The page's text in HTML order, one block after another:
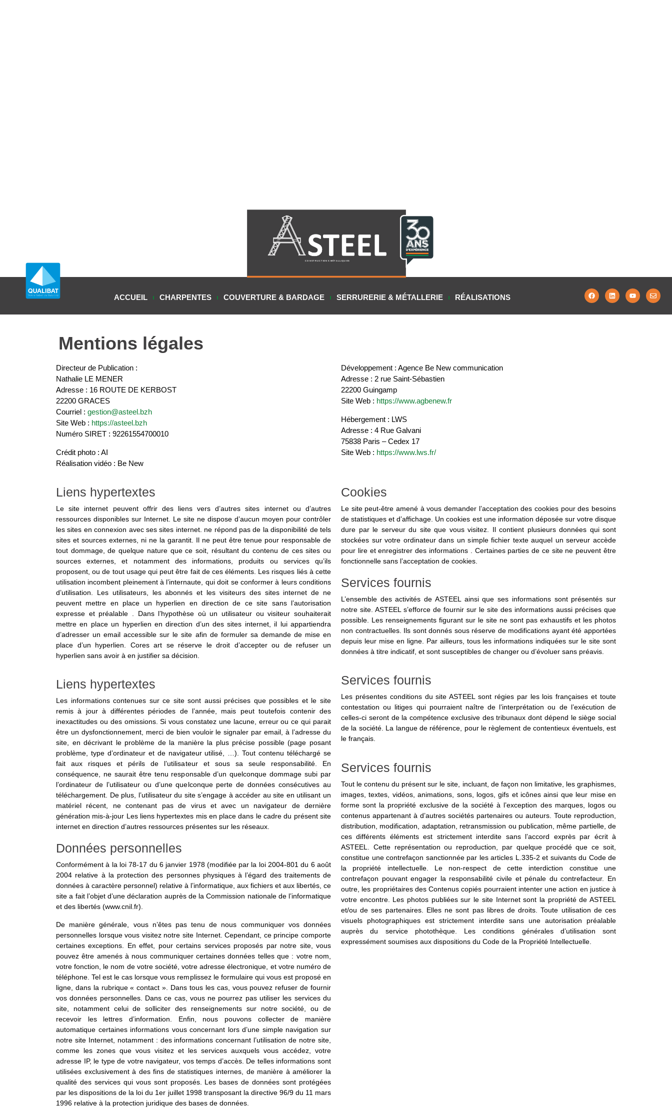
CONSTRUCTIONS MÉTALLIQUES
ACCUEIL CHARPENTES COUVERTURE & BARDAGE SERRURERIE & MÉTALLERIE RÉALISATIONS
Mentions légales
Directeur de Publication :
Nathalie LE MENER
Adresse : 16 ROUTE DE KERBOST
22200 GRACES
Courriel : gestion@asteel.bzh
Site Web : https://asteel.bzh
Numéro SIRET : 92261554700010
Crédit photo : AI
Réalisation vidéo : Be New
Développement : Agence Be New communication
Adresse : 2 rue Saint-Sébastien
22200 Guingamp
Site Web : https://www.agbenew.fr
Hébergement : LWS
Adresse : 4 Rue Galvani
75838 Paris – Cedex 17
Site Web : https://www.lws.fr/
Liens hypertextes
Le site internet peuvent offrir des liens vers d’autres sites internet ou d’autres
ressources disponibles sur Internet. Le site ne dispose d’aucun moyen pour contrôler
les sites en connexion avec ses sites internet. ne répond pas de la disponibilité de tels
sites et sources externes, ni ne la garantit. Il ne peut être tenue pour responsable de
tout dommage, de quelque nature que ce soit, résultant du contenu de ces sites ou
sources externes, et notamment des informations, produits ou services qu’ils
proposent, ou de tout usage qui peut être fait de ces éléments. Les risques liés à cette
utilisation incombent pleinement à l’internaute, qui doit se conformer à leurs conditions
d’utilisation. Les utilisateurs, les abonnés et les visiteurs des sites internet de ne
peuvent mettre en place un hyperlien en direction de ce site sans l’autorisation
expresse et préalable . Dans l’hypothèse où un utilisateur ou visiteur souhaiterait
mettre en place un hyperlien en direction d’un des sites internet, il lui appartiendra
d’adresser un email accessible sur le site afin de formuler sa demande de mise en
place d’un hyperlien. Cores art se réserve le droit d’accepter ou de refuser un
hyperlien sans avoir à en justifier sa décision.
Liens hypertextes
Les informations contenues sur ce site sont aussi précises que possibles et le site
remis à jour à différentes périodes de l’année, mais peut toutefois contenir des
inexactitudes ou des omissions. Si vous constatez une lacune, erreur ou ce qui parait
être un dysfonctionnement, merci de bien vouloir le signaler par email, à l’adresse du
site, en décrivant le problème de la manière la plus précise possible (page posant
problème, type d’ordinateur et de navigateur utilisé, …). Tout contenu téléchargé se
fait aux risques et périls de l’utilisateur et sous sa seule responsabilité. En
conséquence, ne saurait être tenu responsable d’un quelconque dommage subi par
l’ordinateur de l’utilisateur ou d’une quelconque perte de données consécutives au
téléchargement. De plus, l’utilisateur du site s’engage à accéder au site en utilisant un
matériel récent, ne contenant pas de virus et avec un navigateur de dernière
génération mis-à-jour Les liens hypertextes mis en place dans le cadre du présent site
internet en direction d’autres ressources présentes sur les réseaux.
Données personnelles
Conformément à la loi 78-17 du 6 janvier 1978 (modifiée par la loi 2004-801 du 6 août
2004 relative à la protection des personnes physiques à l’égard des traitements de
données à caractère personnel) relative à l’informatique, aux fichiers et aux libertés, ce
site a fait l’objet d’une déclaration auprès de la Commission nationale de l’informatique
et des libertés (www.cnil.fr).
De manière générale, vous n’êtes pas tenu de nous communiquer vos données
personnelles lorsque vous visitez notre site Internet. Cependant, ce principe comporte
certaines exceptions. En effet, pour certains services proposés par notre site, vous
pouvez être amenés à nous communiquer certaines données telles que : votre nom,
votre fonction, le nom de votre société, votre adresse électronique, et votre numéro de
téléphone. Tel est le cas lorsque vous remplissez le formulaire qui vous est proposé en
ligne, dans la rubrique « contact ». Dans tous les cas, vous pouvez refuser de fournir
vos données personnelles. Dans ce cas, vous ne pourrez pas utiliser les services du
site, notamment celui de solliciter des renseignements sur notre société, ou de
recevoir les lettres d’information. Enfin, nous pouvons collecter de manière
automatique certaines informations vous concernant lors d’une simple navigation sur
notre site Internet, notamment : des informations concernant l’utilisation de notre site,
comme les zones que vous visitez et les services auxquels vous accédez, votre
adresse IP, le type de votre navigateur, vos temps d’accès. De telles informations sont
utilisées exclusivement à des fins de statistiques internes, de manière à améliorer la
qualité des services qui vous sont proposés. Les bases de données sont protégées
par les dispositions de la loi du 1er juillet 1998 transposant la directive 96/9 du 11 mars
1996 relative à la protection juridique des bases de données.
Cookies
Le site peut-être amené à vous demander l’acceptation des cookies pour des besoins
de statistiques et d’affichage. Un cookies est une information déposée sur votre disque
dure par le serveur du site que vous visitez. Il contient plusieurs données qui sont
stockées sur votre ordinateur dans un simple fichier texte auquel un serveur accède
pour lire et enregistrer des informations . Certaines parties de ce site ne peuvent être
fonctionnelle sans l’acceptation de cookies.
Services fournis
L’ensemble des activités de ASTEEL ainsi que ses informations sont présentés sur
notre site. ASTEEL s’efforce de fournir sur le site des informations aussi précises que
possible. Les renseignements figurant sur le site ne sont pas exhaustifs et les photos
non contractuelles. Ils sont donnés sous réserve de modifications ayant été apportées
depuis leur mise en ligne. Par ailleurs, tous les informations indiquées sur le site sont
données à titre indicatif, et sont susceptibles de changer ou d’évoluer sans préavis.
Services fournis
Les présentes conditions du site ASTEEL sont régies par les lois françaises et toute
contestation ou litiges qui pourraient naître de l’interprétation ou de l’exécution de
celles-ci seront de la compétence exclusive des tribunaux dont dépend le siège social
de la société. La langue de référence, pour le règlement de contentieux éventuels, est
le français.
Services fournis
Tout le contenu du présent sur le site, incluant, de façon non limitative, les graphismes,
images, textes, vidéos, animations, sons, logos, gifs et icônes ainsi que leur mise en
forme sont la propriété exclusive de la société à l’exception des marques, logos ou
contenus appartenant à d’autres sociétés partenaires ou auteurs. Toute reproduction,
distribution, modification, adaptation, retransmission ou publication, même partielle, de
ces différents éléments est strictement interdite sans l’accord exprès par écrit à
ASTEEL. Cette représentation ou reproduction, par quelque procédé que ce soit,
constitue une contrefaçon sanctionnée par les articles L.335-2 et suivants du Code de
la propriété intellectuelle. Le non-respect de cette interdiction constitue une
contrefaçon pouvant engager la responsabilité civile et pénale du contrefacteur. En
outre, les propriétaires des Contenus copiés pourraient intenter une action en justice à
votre encontre. Les photos publiées sur le site Internet sont la propriété de ASTEEL
et/ou de ses partenaires. Elles ne sont pas libres de droits. Toute utilisation de ces
visuels photographiques est strictement interdite sans une autorisation préalable
auprès du service photothèque. Les conditions générales d’utilisation sont
expressément soumises aux dispositions du Code de la Propriété Intellectuelle.